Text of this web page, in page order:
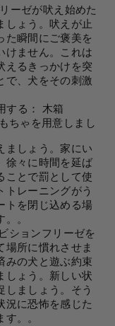
ーゼが吠え始めた
しょう。吠えが止
た瞬間にご褒美を
けません。これは
えるきっかけを突
で、犬をその刺激
する ： 木箱
ちゃを用意しまし
ましょう。家にい
徐々に時間を延ば
ことで罰として使
トレーニングがう
トを閉じ込める場
。
ビションフリーゼを
場所に慣れさせま
みの犬と遊ぶ約束
しょう。新しい状
ましょう。そう
況に恐怖を感じた
。 。